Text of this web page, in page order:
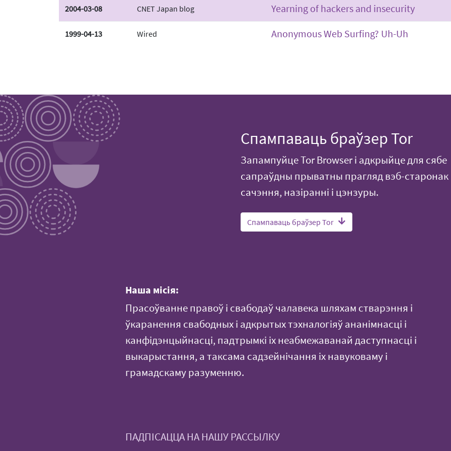
2004-03-08 CNET Japan blog Yearning of hackers and insecurity
1999-04-13 Wired Anonymous Web Surfing? Uh-Uh
Спампаваць браўзер Tor
Запампуйце Tor Browser і адкрыйце для сябе
сапраўдны прыватны прагляд вэб-старонак
сачэння, назіранні і цэнзуры.
Спампаваць браўзер Tor
Наша місія:
Прасоўванне правоў і свабодаў чалавека шляхам стварэння і
ўкаранення свабодных і адкрытых тэхналогіяў ананімнасці і
канфідэнцыйнасці, падтрымкі іх неабмежаванай даступнасці і
выкарыстання, а таксама садзейнічання іх навуковаму і
грамадскаму разуменню.
ПАДПІСАЦЦА НА НАШУ РАССЫЛКУ